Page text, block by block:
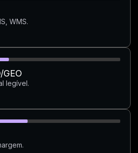
informações
WMS.
GEO
legível.